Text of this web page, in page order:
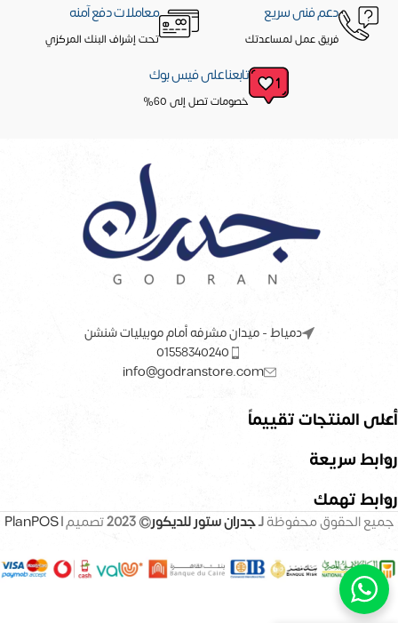
دعم فنى سريع
فريق عمل لمساعدتك
معاملات دفع آمنه
تحت إشراف البنك المركزي
تابعنا على فيس بوك
خصومات تصل إلى 60%
دمياط - ميدان مشرفه أمام موبيليات شنشن
01558340240
info@godranstore.com
أعلى المنتجات تقييماً
روابط سريعة
روابط تهمك
جميع الحقوق محفوظةلـجدران ستور للديكور© 2023 تصميم |PlanPOS